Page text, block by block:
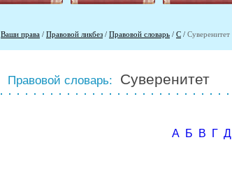
Ваши права / Правовой ликбез / Правовой словарь / С / Суверенитет
Правовой словарь: Суверенитет
А Б В Г Д